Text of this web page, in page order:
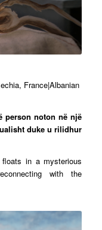
France|Albanian
person noton në një
duke u rilidhur
in a mysterious
with the